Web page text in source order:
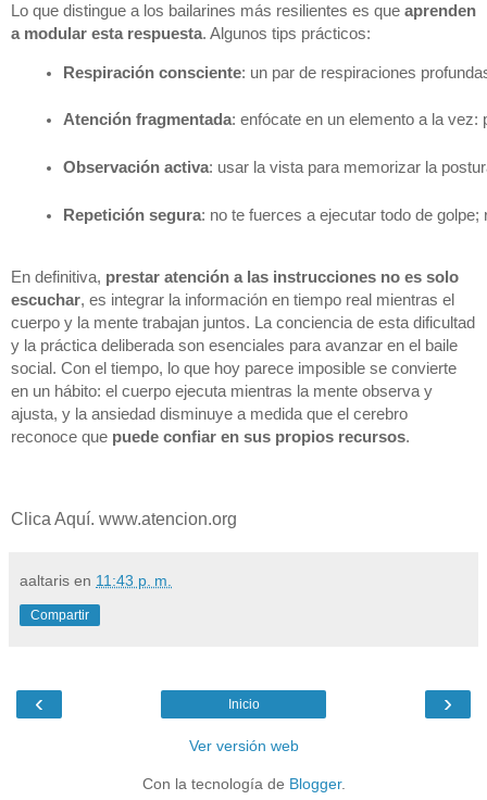
Lo que distingue a los bailarines más resilientes es que aprenden
a modular esta respuesta. Algunos tips prácticos:
Respiración consciente: un par de respiraciones
Atención fragmentada: enfócate en un elemento a la vez:
Observación activa: usar la vista para memorizar la
Repetición segura: no te fuerces a ejecutar todo de
En definitiva, prestar atención a las instrucciones no es solo
escuchar, es integrar la información en tiempo real mientras el
cuerpo y la mente trabajan juntos. La conciencia de esta dificultad
y la práctica deliberada son esenciales para avanzar en el baile
social. Con el tiempo, lo que hoy parece imposible se convierte
en un hábito: el cuerpo ejecuta mientras la mente observa y
ajusta, y la ansiedad disminuye a medida que el cerebro
reconoce que puede confiar en sus propios recursos.
Clica Aquí. www.atencion.org
aaltaris en 11:43 p. m.
Compartir
‹ ›
Inicio
Ver versión web
Con la tecnología de Blogger.